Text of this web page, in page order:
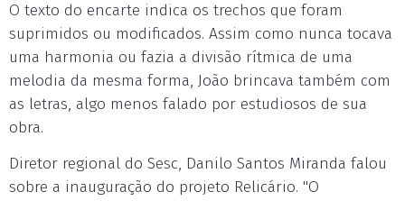
O texto do encarte indica os trechos que foram
suprimidos ou modificados. Assim como nunca tocava
uma harmonia ou fazia a divisão rítmica de uma
melodia da mesma forma, João brincava também com
as letras, algo menos falado por estudiosos de sua
obra.
Diretor regional do Sesc, Danilo Santos Miranda falou
sobre a inauguração do projeto Relicário. "O